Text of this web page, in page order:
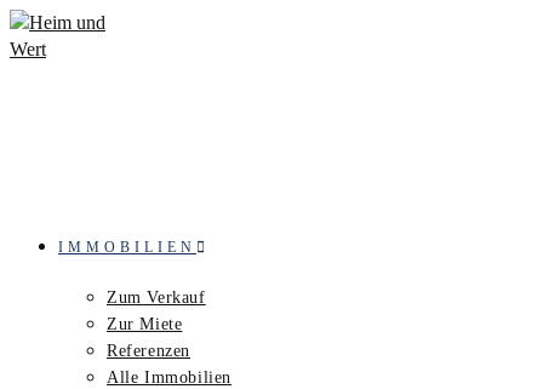
Zum
Inhalt
IMMOBILIEN
Zum Verkauf
Zur Miete
Referenzen
Alle Immobilien